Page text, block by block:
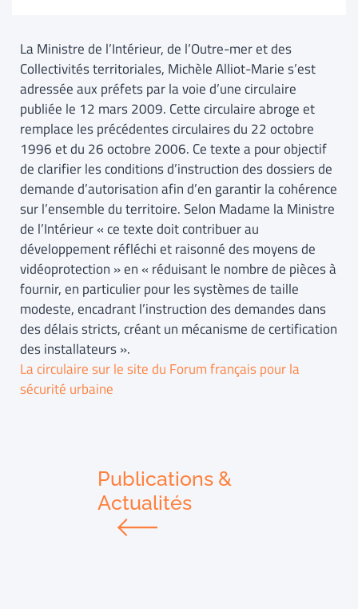
La Ministre de l’Intérieur, de l’Outre-mer et des
Collectivités territoriales, Michèle Alliot-Marie s’est
adressée aux préfets par la voie d’une circulaire
publiée le 12 mars 2009. Cette circulaire abroge et
remplace les précédentes circulaires du 22 octobre
1996 et du 26 octobre 2006. Ce texte a pour objectif
de clarifier les conditions d’instruction des dossiers de
demande d’autorisation afin d’en garantir la cohérence
sur l’ensemble du territoire. Selon Madame la Ministre
de l’Intérieur « ce texte doit contribuer au
développement réfléchi et raisonné des moyens de
vidéoprotection » en « réduisant le nombre de pièces à
fournir, en particulier pour les systèmes de taille
modeste, encadrant l’instruction des demandes dans
des délais stricts, créant un mécanisme de certification
des installateurs ».
La circulaire sur le site du Forum français pour la
sécurité urbaine
Publications &
Actualités